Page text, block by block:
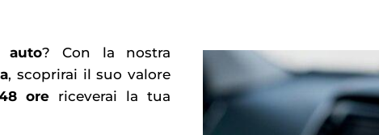
auto? Con la nostra
, scoprirai il suo valore
ore riceverai la tua